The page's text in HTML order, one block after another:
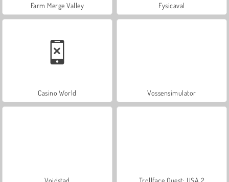
Farm Merge Valley Fysicaval
Casino World Vossensimulator
Voidstad Trollface Quest: USA 2